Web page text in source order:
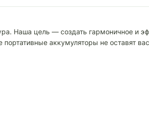
Наша цель — создать гармоничное и
аккумуляторы не оставят